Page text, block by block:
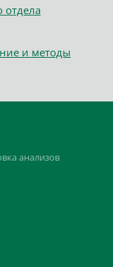
отдела
и методы
анализов